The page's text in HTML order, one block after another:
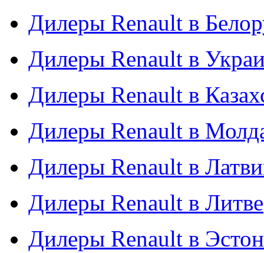
Дилеры Renault в
Дилеры Renault в
Дилеры Renault в
Дилеры Renault в
Дилеры Renault в
Дилеры Renault в Литве
Дилеры Renault в